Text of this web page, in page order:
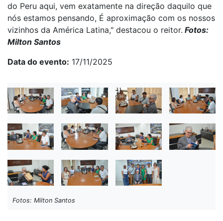
do Peru aqui, vem exatamente na direção daquilo que
nós estamos pensando, É aproximação com os nossos
vizinhos da América Latina," destacou o reitor. Fotos:
Milton Santos
Data do evento 17/11/2025
Fotos: Milton Santos